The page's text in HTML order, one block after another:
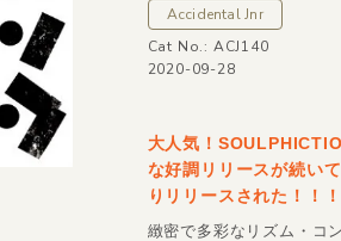
Accidental Jnr
Cat No.: ACJ140
2020-09-28
大人気！
な好調リリースが続い
りリリースされた！！！
緻密で多彩なリズム・コ